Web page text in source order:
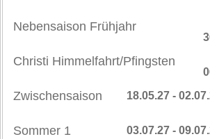
Nebensaison Frühjahr
Christi Himmelfahrt/Pfingsten
Zwischensaison 18.05.27 -
Sommer 1 03.07.27 -